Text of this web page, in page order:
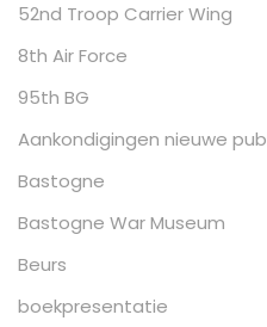
52nd Troop Carrier Wing
8th Air Force
95th BG
Aankondigingen nieuwe
Bastogne
Bastogne War Museum
Beurs
boekpresentatie